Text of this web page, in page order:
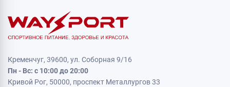
Кременчуг, 39600, ул. Соборная 9/16
Пн - Вс: с 10:00 до 20:00
Кривой Рог, 50000, проспект Металлургов 33